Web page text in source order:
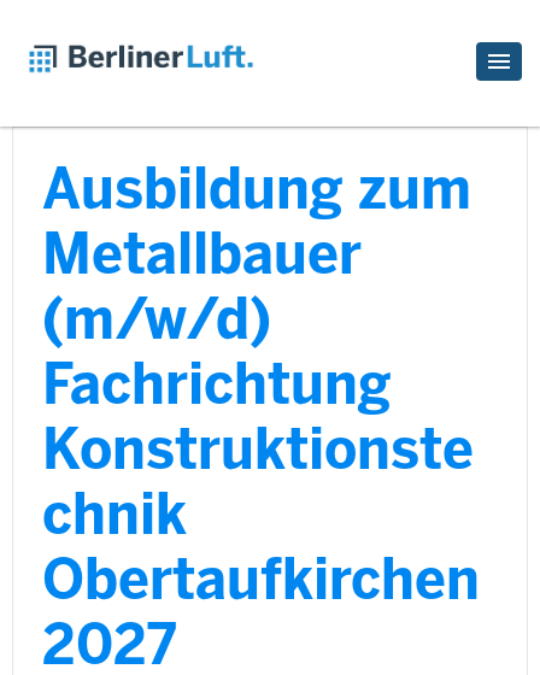
Ausbildung zum
Metallbauer
(m/w/d)
Fachrichtung
Konstruktionste
chnik
Obertaufkirchen
2027